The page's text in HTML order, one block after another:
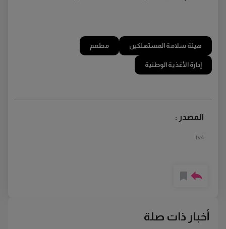
هيئة سلامة المستهلكين مطعم
إدارة الأغذية الوطنية
المصدر :
tv4
أخبار ذات صلة